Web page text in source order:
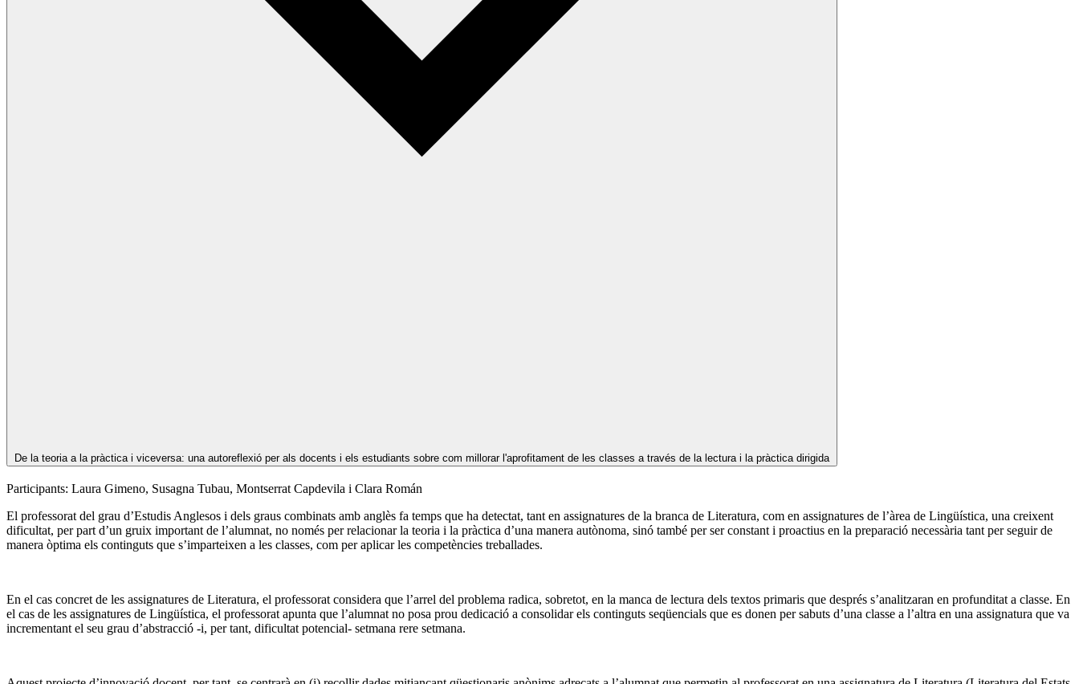
De la teoria a la pràctica i viceversa: una autoreflexió per als docents i els estudiants sobre com millorar l'aprofitament de les classes a través de la lectura i la pràctica dirigida
Participants: Laura Gimeno, Susagna Tubau, Montserrat Capdevila i Clara Román
El professorat del grau d’Estudis Anglesos i dels graus combinats amb anglès fa temps que ha detectat, tant en assignatures de la branca de Literatura, com en assignatures de l’àrea de Lingüística, una creixent
dificultat, per part d’un gruix important de l’alumnat, no només per relacionar la teoria i la pràctica d’una manera autònoma, sinó també per ser constant i proactius en la preparació necessària tant per seguir de
manera òptima els continguts que s’imparteixen a les classes, com per aplicar les competències treballades.
En el cas concret de les assignatures de Literatura, el professorat considera que l’arrel del problema radica, sobretot, en la manca de lectura dels textos primaris que després s’analitzaran en profunditat a classe. En
el cas de les assignatures de Lingüística, el professorat apunta que l’alumnat no posa prou dedicació a consolidar els continguts seqüencials que es donen per sabuts d’una classe a l’altra en una assignatura que va
incrementant el seu grau d’abstracció -i, per tant, dificultat potencial- setmana rere setmana.